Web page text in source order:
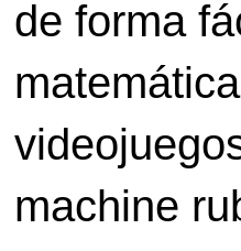
de forma
machine